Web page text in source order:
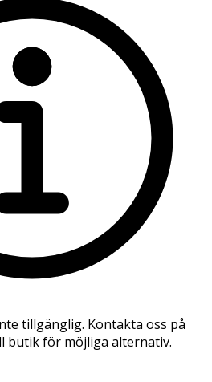
tillgänglig. Kontakta oss på
butik för möjliga alternativ.